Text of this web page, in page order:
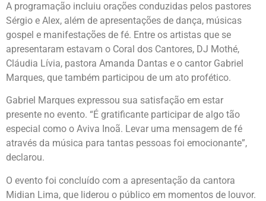
A programação incluiu orações conduzidas pelos pastores
Sérgio e Alex, além de apresentações de dança, músicas
gospel e manifestações de fé. Entre os artistas que se
apresentaram estavam o Coral dos Cantores, DJ Mothé,
Cláudia Lívia, pastora Amanda Dantas e o cantor Gabriel
Marques, que também participou de um ato profético.
Gabriel Marques expressou sua satisfação em estar
presente no evento. “É gratificante participar de algo tão
especial como o Aviva Inoã. Levar uma mensagem de fé
através da música para tantas pessoas foi emocionante”,
declarou.
O evento foi concluído com a apresentação da cantora
Midian Lima, que liderou o público em momentos de louvor.